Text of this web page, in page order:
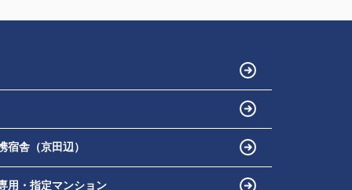
宿舎（京田辺）
用・指定マンション